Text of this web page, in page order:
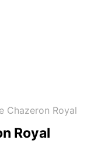
Chazeron Royal
Royal